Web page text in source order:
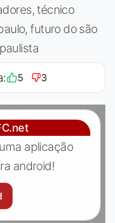
técnico
futuro do são
5 3
aplicação
android!